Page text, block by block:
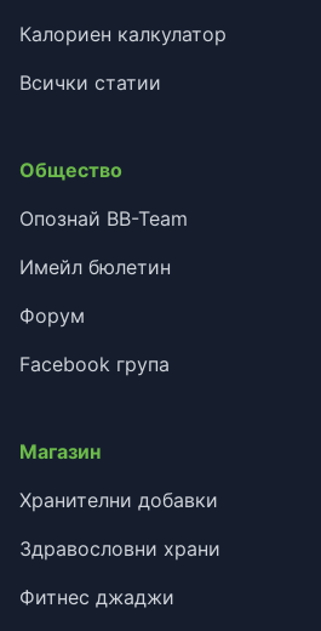
Калориен калкулатор
Всички статии
Общество
Опознай BB-Team
Имейл бюлетин
Форум
Facebook група
Магазин
Хранителни добавки
Здравословни храни
Фитнес джаджи